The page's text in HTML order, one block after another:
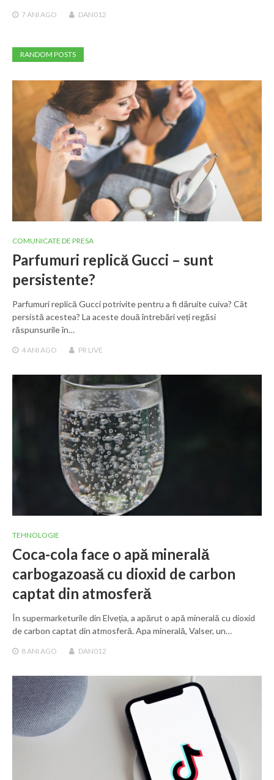
7 ANI AGO DAN012
RANDOM POSTS
COMUNICATE DE PRESA
Parfumuri replică Gucci – sunt
persistente?
Parfumuri replică Gucci potrivite pentru a fi dăruite cuiva? Cât
persistă acestea? La aceste două întrebări veți regăsi
răspunsurile în…
4 ANI AGO PR LIVE
TEHNOLOGIE
Coca-cola face o apă minerală
carbogazoasă cu dioxid de carbon
captat din atmosferă
În supermarketurile din Elveția, a apărut o apă minerală cu dioxid
de carbon captat din atmosferă. Apa minerală, Valser, un…
8 ANI AGO DAN012